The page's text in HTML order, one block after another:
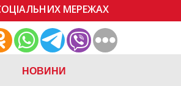
НОВИНИ
МЕРЕЖАХ